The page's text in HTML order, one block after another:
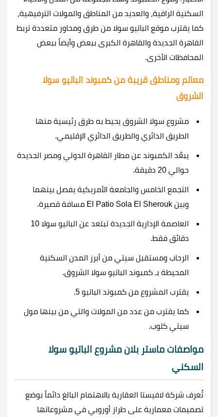
السكنية الراقية، والعديد من المناطق والمولات الترفيهية،
كما يقترب موقع الباتيو سولا من طرق ومحاور متعددة تربط
القاهرة الجديدة والقاهرة الكبرى ببعض وأيضاً ببعض
المحافظات الأخرى.
معالم ومناطق قريبة من كمبوند الباتيو سولا
الشروق
مشروع سولا الشروق يحيط به طرق رئيسية منها
الطريق الدائري والطريق الدائري الإقليمي.
يبعُد الكمبوند عن مطار القاهرة الدولي ومصر الجديدة
حوالي 20 دقيقة.
التجمع الخامس والجامعة الأمريكية يفصل بينهما
وبين El Patio Sola El Sherouk مسافة قصيرة.
العاصمة الإدارية الجديدة تبتعد عن الباتيو سولا 10
دقائق فقط.
الرحاب ومستقبل سيتي من أبرز المدن السكنية
المحيطة بـ كمبوند الباتيو سولا الشروق.
يقترب المشروع من كمبوند الباتيو 5 .
كما يقترب من عدد من المولات والتي من بينها مول
سيتي كلوب.
مواصفات ماستر بلان مشروع الباتيو سولا
السكني
تُعرف شركة لافيستا العقارية بالاهتمام البالغ دائماً بوضع
تصميمات معمارية على طراز أوروبي في مشروعاتها